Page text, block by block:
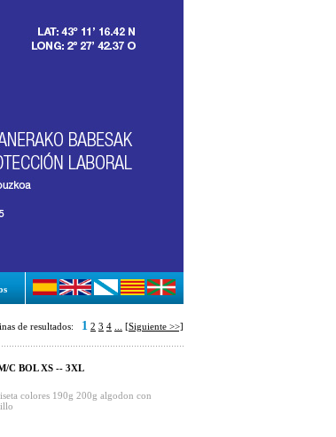
de resultados: 1 2 3 4 [Siguiente >>]
C BOL XS -- 3XL
colores 190g 200g algodon con